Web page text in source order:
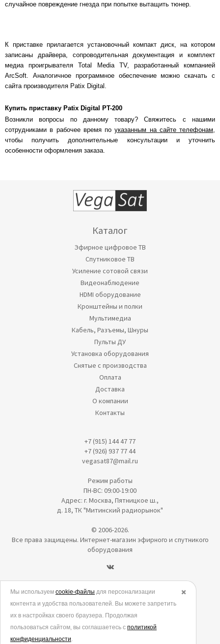
случайное повреждение гнезда при попытке вытащить тюнер.
К приставке прилагается установочный компакт диск, на котором
записаны драйвера, сопроводительная документация и комплект
медиа проигрывателя Total Media TV, разработанный компанией
ArcSoft. Аналогичное программное обеспечение можно скачать с
сайта производителя Patix Digital.
Купить приставку Patix Digital PT-200
Возникли вопросы по данному товару? Свяжитесь с нашими
сотрудниками в рабочее время поуказанным на сайте телефонам,
чтобы получить дополнительные консультации и уточнить
особенности оформления заказа.
Каталог
Эфирное цифровое ТВ
Спутниковое ТВ
Усиление сотовой связи
Видеонаблюдение
HDMI оборудование
Кронштейны и полки
Мультимедиа
Кабель, Разъемы, Шнуры
Пульты ДУ
Установка оборудования
Снятые с производства
Оплата
Доставка
О компании
Контакты
+7 (915) 144 47 77
+7 (926) 937 77 44
vegasat87@mail.ru
Режим работы
ПН-ВС: 09:00-19:00
Адрес: г. Москва, Пятницкое ш.,
д. 18, ТК "Митинский радиорынок"
© 2006-2026.
Все права защищены. Интернет-магазин эфирного и спутникого
оборудования
Политика в отношении обработки персональных данных
Согласие на обработку персональных данных
Согласие на обработку данных метрическими программами
Политика использования cookies
✖️
Мы используем cookie-файлы для персонализации
контента и удобства пользователей. Вы можете запретить
их в настройках своего браузера. Продолжая
пользоваться сайтом, вы соглашаетесь с политикой
конфиденциальности.